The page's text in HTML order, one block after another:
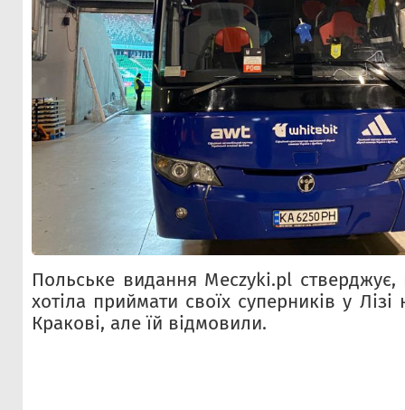
Польське видання Meczyki.pl стверджує,
хотіла приймати своїх суперників у Лізі
Кракові, але їй відмовили.